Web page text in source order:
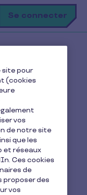
Se connecter
utilisateurs de
Pluxee
!
site pour
(cookies
vos
de notre site
que les
et réseaux
Ces cookies
de
proposer des
vos